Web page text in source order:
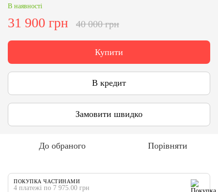
В наявності
31 900 грн 40 000 грн
Купити
В кредит
Замовити швидко
До обраного Порівняти
ПОКУПКА ЧАСТИНАМИ
4 платежі по 7 975.00 грн